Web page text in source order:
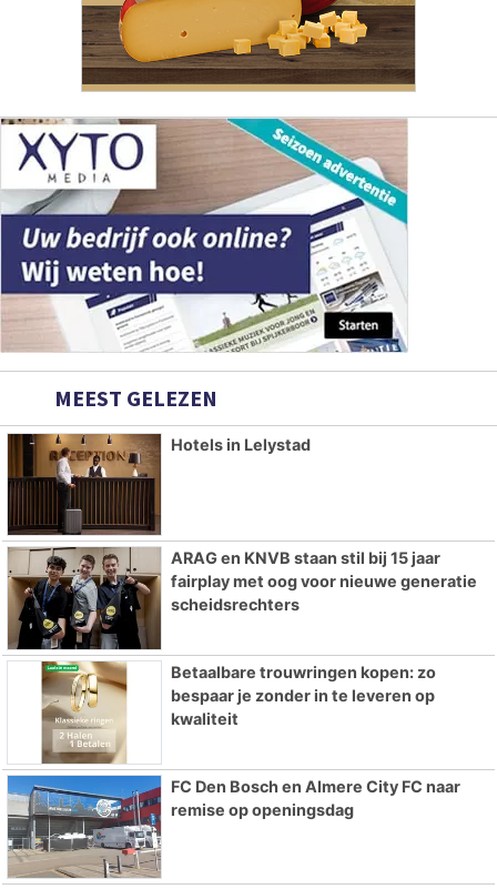
MEEST GELEZEN
Hotels in Lelystad
ARAG en KNVB staan stil bij 15 jaar
fairplay met oog voor nieuwe generatie
scheidsrechters
Betaalbare trouwringen kopen: zo
bespaar je zonder in te leveren op
kwaliteit
FC Den Bosch en Almere City FC naar
remise op openingsdag